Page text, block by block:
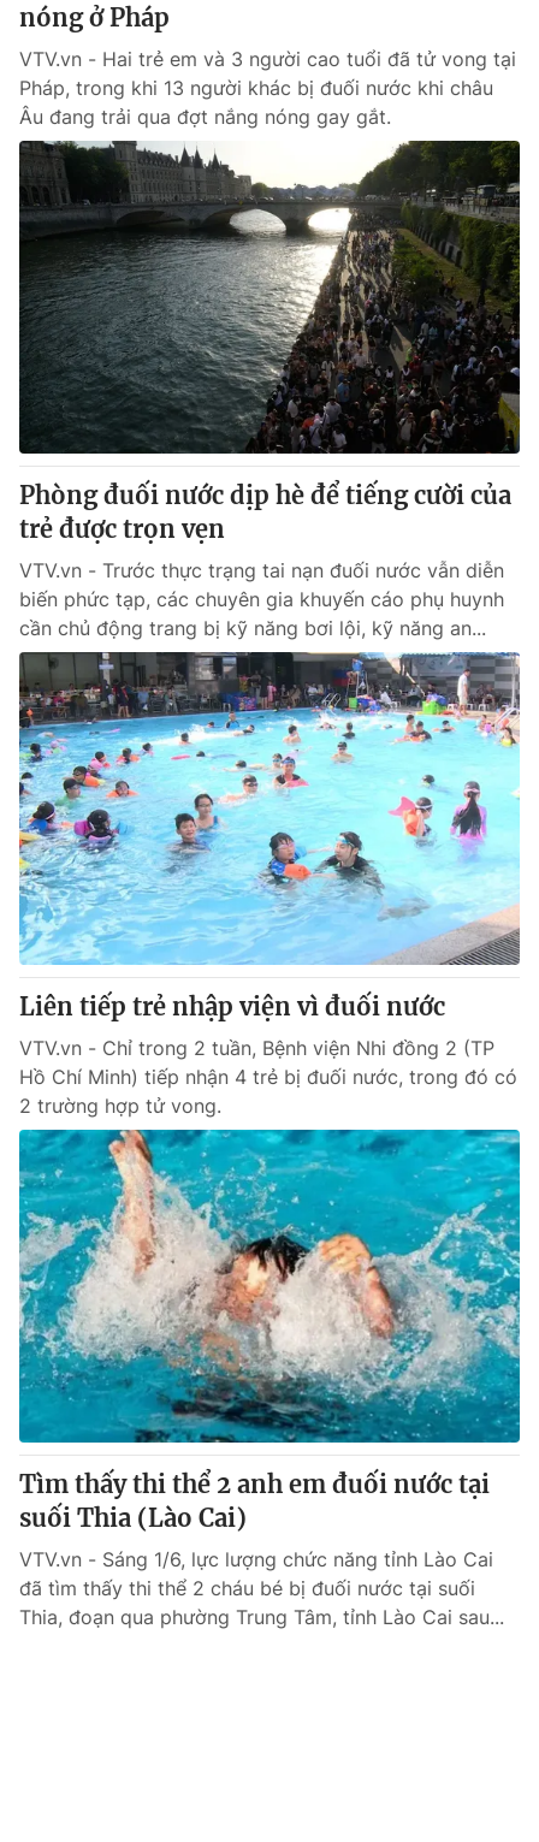
nóng ở Pháp
VTV.vn - Hai trẻ em và 3 người cao tuổi đã tử vong tại
Pháp, trong khi 13 người khác bị đuối nước khi châu
Âu đang trải qua đợt nắng nóng gay gắt.
Phòng đuối nước dịp hè để tiếng cười của
trẻ được trọn vẹn
VTV.vn - Trước thực trạng tai nạn đuối nước vẫn diễn
biến phức tạp, các chuyên gia khuyến cáo phụ huynh
cần chủ động trang bị kỹ năng bơi lội, kỹ năng an...
Liên tiếp trẻ nhập viện vì đuối nước
VTV.vn - Chỉ trong 2 tuần, Bệnh viện Nhi đồng 2 (TP
Hồ Chí Minh) tiếp nhận 4 trẻ bị đuối nước, trong đó có
2 trường hợp tử vong.
Tìm thấy thi thể 2 anh em đuối nước tại
suối Thia (Lào Cai)
VTV.vn - Sáng 1/6, lực lượng chức năng tỉnh Lào Cai
đã tìm thấy thi thể 2 cháu bé bị đuối nước tại suối
Thia, đoạn qua phường Trung Tâm, tỉnh Lào Cai sau...